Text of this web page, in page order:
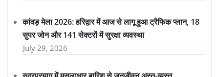
कांवड़ मेला 2026: हरिद्वार में आज से लागू हुआ ट्रैफिक प्लान, 18
सुपर जोन और 141 सेक्टरों में सुरक्षा व्यवस्था
July 29, 2026